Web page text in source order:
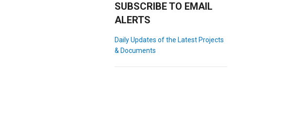
SUBSCRIBE TO EMAIL
ALERTS
Daily Updates of the Latest Projects
& Documents